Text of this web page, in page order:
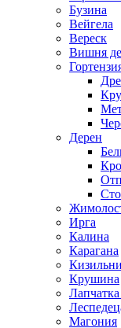
Бузина
Вейгела
Вереск
Вишня
Дерен
Ирга
Калина
Карагана
Крушина
Магония